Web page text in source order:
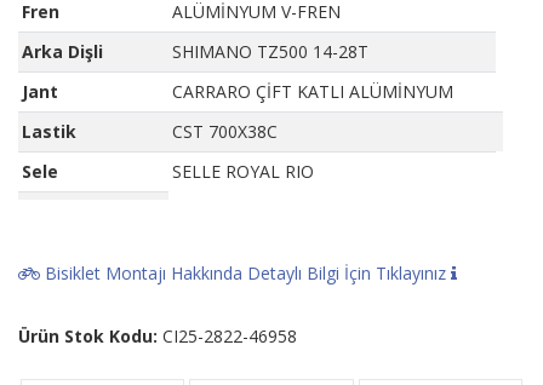
Fren
ALÜMİNYUM V-FREN
Arka Dişli
SHIMANO TZ500 14-28T
Jant
CARRARO ÇİFT KATLI ALÜMİNYUM
Lastik
CST 700X38C
Sele
SELLE ROYAL RIO
Bisiklet Montajı Hakkında Detaylı Bilgi İçin Tıklayınız
Ürün Stok Kodu: CI25-2822-46958